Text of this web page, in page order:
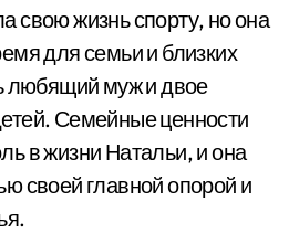
свою жизнь спорту, но она
для семьи и близких
любящий муж и двое
Семейные ценности
в жизни Натальи, и она
своей главной опорой и